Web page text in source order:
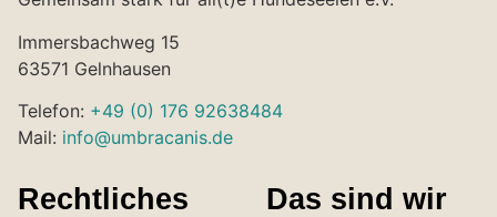
Immersbachweg 15
63571 Gelnhausen
Telefon: +49 (0) 176 92638484
Mail: info@umbracanis.de
Rechtliches Das sind wir